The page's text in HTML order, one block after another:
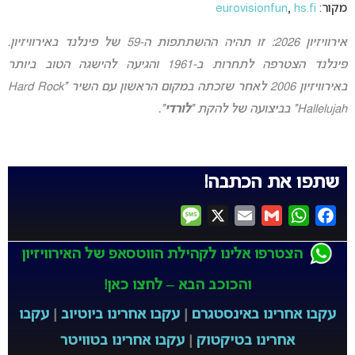
מקור: eurovisionfun, hs.fi
אירוויזיון 2026: זו תהיה ההשתתפות ה-59 של פינלנד באירוויזיון.
פינלנד הצטרפה לתחרות ב-1961 והגיעה להישגה הטוב ביותר
באירוויזיון 2006 לאחר שזכתה במקום הראשון עם השיר “Hard Rock
Hallelujah” בביצועה של להקת “
לורדי“.
שתפו את הכתבה!
Facebook
WhatsApp
Gmail
Email
הצטרפו אלינו לקהילת הווטסאפ של האירוויזיון
והכוכב הבא – לחצו כאן!
עקבו אחרינו באינסטגרם
עקבו אחרינו ביוטיוב
עקבו
אחרינו בטיקטוק
עקבו אחרינו בטוויטר